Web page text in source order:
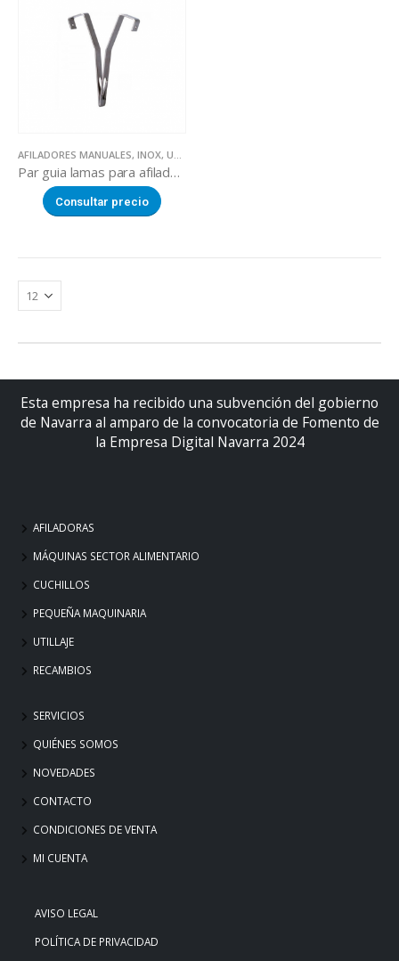
AFILADORES MANUALES, INOX, UTILLAJE
Par guia lamas para afilador manual SHARP’EASY
Consultar precio
Esta empresa ha recibido una subvención del gobierno
de Navarra al amparo de la convocatoria de Fomento de
la Empresa Digital Navarra 2024
AFILADORAS
MÁQUINAS SECTOR ALIMENTARIO
CUCHILLOS
PEQUEÑA MAQUINARIA
UTILLAJE
RECAMBIOS
SERVICIOS
QUIÉNES SOMOS
NOVEDADES
CONTACTO
CONDICIONES DE VENTA
MI CUENTA
AVISO LEGAL
POLÍTICA DE PRIVACIDAD